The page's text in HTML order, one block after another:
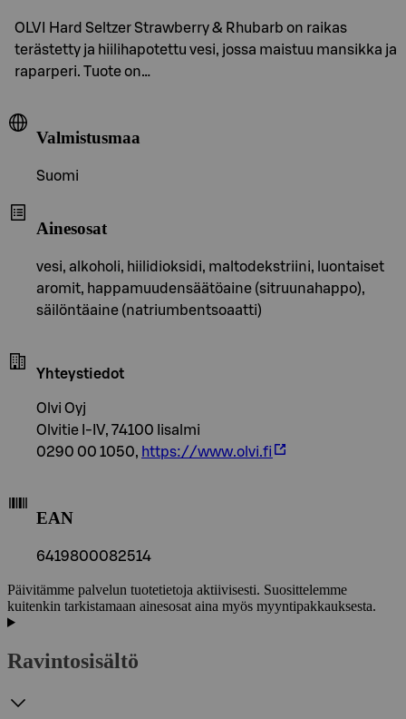
OLVI Hard Seltzer Strawberry & Rhubarb on raikas
terästetty ja hiilihapotettu vesi, jossa maistuu mansikka ja
raparperi. Tuote on…
Valmistusmaa
Suomi
Ainesosat
vesi, alkoholi, hiilidioksidi, maltodekstriini, luontaiset
aromit, happamuudensäätöaine (sitruunahappo),
säilöntäaine (natriumbentsoaatti)
Yhteystiedot
Olvi Oyj
Olvitie I-IV, 74100 Iisalmi
0290 00 1050, https://www.olvi.fi
EAN
6419800082514
Päivitämme palvelun tuotetietoja aktiivisesti. Suosittelemme
kuitenkin tarkistamaan ainesosat aina myös myyntipakkauksesta.
Ravintosisältö